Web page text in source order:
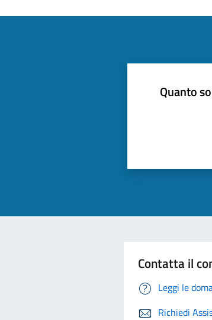
Quanto
Contatta il
Leggi le
Richiedi